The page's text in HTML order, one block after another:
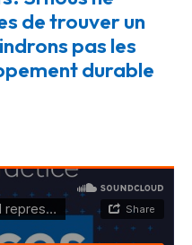
de trouver un
pas les
durable